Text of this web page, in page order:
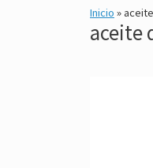
Inicio »
aceite